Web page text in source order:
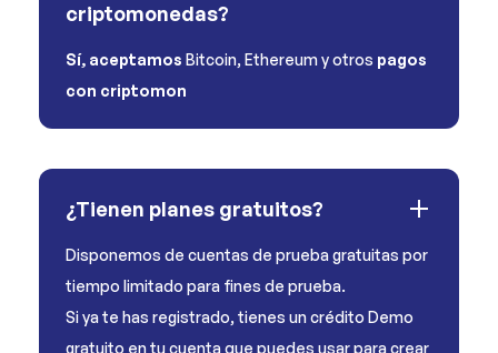
criptomonedas?
Sí, aceptamos Bitcoin, Ethereum y otros pagos
con criptomon
¿Tienen planes gratuitos?
Disponemos de cuentas de prueba gratuitas por
tiempo limitado para fines de prueba.
Si ya te has registrado, tienes un crédito Demo
gratuito en tu cuenta que puedes usar para crear